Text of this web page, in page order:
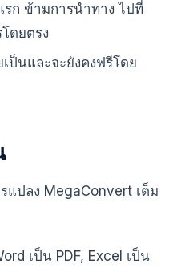
ข้ามการนำทาง ไปที่
ดยตรง
นและจะยังคงฟรีโดย
ปลง MegaConvert เต็ม
เป็น PDF, Excel เป็น